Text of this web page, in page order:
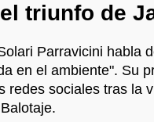
triunfo de
Parravicini habla
en el ambiente". Su
redes sociales tras la